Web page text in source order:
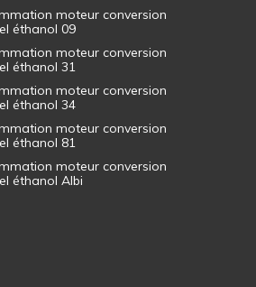
moteur conversion
éthanol 09
moteur conversion
éthanol 31
moteur conversion
éthanol 34
moteur conversion
éthanol 81
moteur conversion
éthanol Albi